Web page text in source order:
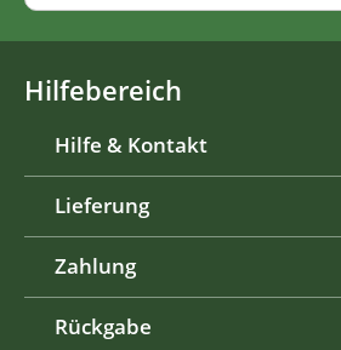
Hilfebereich
Hilfe & Kontakt
Lieferung
Zahlung
Rückgabe